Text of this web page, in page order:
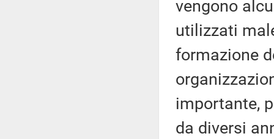
vengono
utilizzati
formazione
importante,
da diversi